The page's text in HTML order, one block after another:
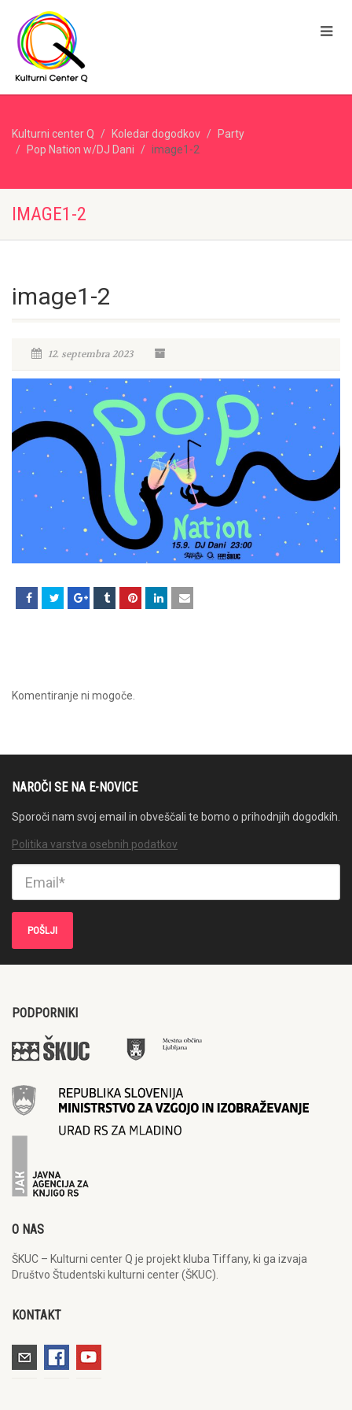
Kulturni center Q Koledar dogodkov
Party
Pop Nation w/DJ Dani
image1-2
IMAGE1-2
image1-2
12. septembra 2023
Komentiranje ni mogoče.
NAROČI SE NA E-NOVICE
Sporoči nam svoj email in obveščali te bomo o prihodnjih dogodkih.
Politika varstva osebnih podatkov
PODPORNIKI
O NAS
ŠKUC – Kulturni center Q je projekt kluba Tiffany, ki ga izvaja
Društvo Študentski kulturni center (ŠKUC).
KONTAKT